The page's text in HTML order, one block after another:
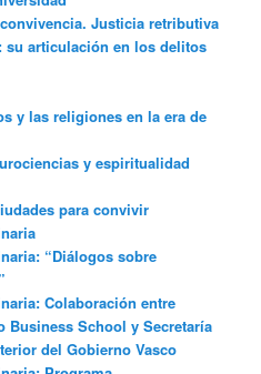
Justicia retributiva
su articulación en los delitos
y las religiones en la era de
y espiritualidad
para convivir
“Diálogos sobre
Colaboración entre
Business School y Secretaría
del Gobierno Vasco